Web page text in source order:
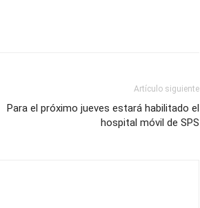
Artículo siguiente
Para el próximo jueves estará habilitado el
hospital móvil de SPS